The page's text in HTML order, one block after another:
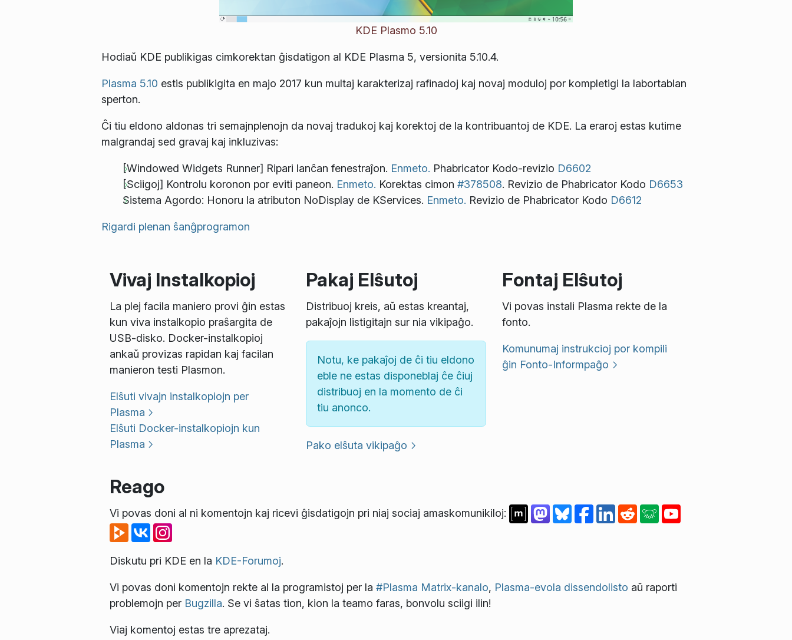
KDE Plasmo 5.10
Hodiaŭ KDE publikigas cimkorektan ĝisdatigon al KDE Plasma 5, versionita 5.10.4.
Plasma 5.10 estis publikigita en majo 2017 kun multaj karakterizaj rafinadoj kaj novaj moduloj por kompletigi la labortablan
sperton.
Ĉi tiu eldono aldonas tri semajnplenojn da novaj tradukoj kaj korektoj de la kontribuantoj de KDE. La eraroj estas kutime
malgrandaj sed gravaj kaj inkluzivas:
[Windowed Widgets Runner] Ripari lanĉan fenestraĵon. Enmeto. Phabricator Kodo-revizio D6602
[Sciigoj] Kontrolu koronon por eviti paneon. Enmeto. Korektas cimon #378508. Revizio de Phabricator Kodo D6653
Sistema Agordo: Honoru la atributon NoDisplay de KServices. Enmeto. Revizio de Phabricator Kodo D6612
Rigardi plenan ŝanĝprogramon
Vivaj Instalkopioj
La plej facila maniero provi ĝin estas
kun viva instalkopio praŝargita de
USB-disko. Docker-instalkopioj
ankaŭ provizas rapidan kaj facilan
manieron testi Plasmon.
Elŝuti vivajn instalkopiojn per
Plasma
Elŝuti Docker-instalkopiojn kun
Plasma
Pakaj Elŝutoj
Distribuoj kreis, aŭ estas kreantaj,
pakaĵojn listigitajn sur nia vikipaĝo.
Notu, ke pakaĵoj de ĉi tiu eldono
eble ne estas disponeblaj ĉe ĉiuj
distribuoj en la momento de ĉi
tiu anonco.
Pako elŝuta vikipaĝo
Fontaj Elŝutoj
Vi povas instali Plasma rekte de la
fonto.
Komunumaj instrukcioj por kompili
ĝin Fonto-Informpaĝo
Reago
Vi povas doni al ni komentojn kaj ricevi ĝisdatigojn pri niaj sociaj amaskomunikiloj:
Diskutu pri KDE en la KDE-Forumoj.
Vi povas doni komentojn rekte al la programistoj per la #Plasma Matrix-kanalo, Plasma-evola dissendolisto aŭ raporti
problemojn per Bugzilla. Se vi ŝatas tion, kion la teamo faras, bonvolu sciigi ilin!
Viaj komentoj estas tre aprezataj.